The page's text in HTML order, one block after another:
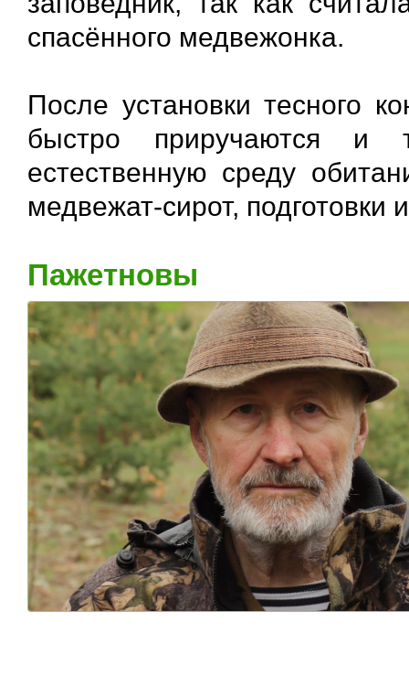
спасённого медвежонка.
После установки тесного
быстро приручаются и
естественную среду
медвежат-сирот, подготовки
Пажетновы